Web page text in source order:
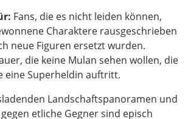
Fans, die es nicht leiden können,
Charaktere rausgeschrieben
neue Figuren ersetzt wurden.
die keine Mulan sehen wollen, die
eine Superheldin auftritt.
Landschaftspanoramen und
etliche Gegner sind episch